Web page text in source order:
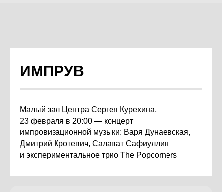
ИМПРУВ
Малый зал Центра Сергея Курехина,
23 февраля в 20:00 — концерт
импровизационной музыки: Варя Дунаевская,
Дмитрий Кротевич, Салават Сафиуллин
и экспериментальное трио The Popcorners